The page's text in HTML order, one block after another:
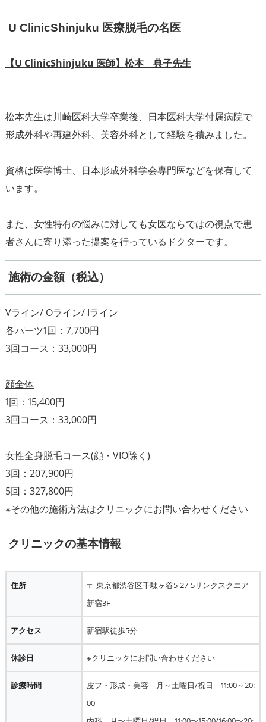
U ClinicShinjuku 医療脱毛の名医
【U ClinicShinjuku 医師】松本 典子先生
松本先生は川崎医科大学卒業後、日本医科大学付属病院で
形成外科や再建外科、美容外科として経験を積みました。
資格は医学博士、日本形成外科学会専門医などを保有して
います。
また、女性特有の悩みに対しても女医ならではの視点で患
施術の金額（税込）
Vライン/ Oライン/ Iライン
各パーツ1回：7,700円
3回コース：33,000円
顔全体
1回：15,400円
3回コース：33,000円
女性全身脱毛コース(顔・VIO除く)
3回：207,900円
5回：327,800円
クリニックの基本情報
住所
〒 東京都渋谷区千駄ヶ谷5-27-5リンクスクエア
新宿3F
アクセス 新宿駅徒歩5分
休診日 ※クリニックにお問い合わせください
診療時間
皮フ・形成・美容 月～土曜日/祝日 11:00～20:
00